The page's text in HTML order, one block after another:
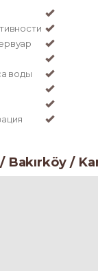
воды
Bakırköy /